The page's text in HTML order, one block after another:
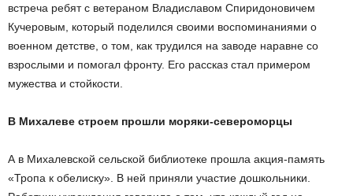
встреча ребят с ветераном Владиславом Спиридоновичем
Кучеровым, который поделился своими воспоминаниями о
военном детстве, о том, как трудился на заводе наравне со
взрослыми и помогал фронту. Его рассказ стал примером
мужества и стойкости.
В Михалеве строем прошли моряки-североморцы
А в Михалевской сельской библиотеке прошла акция-память
«Тропа к обелиску». В ней приняли участие дошкольники.